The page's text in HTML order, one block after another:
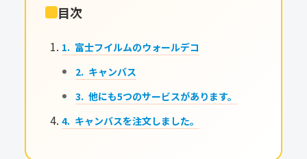
目次
富士フイルムのウォールデコ
キャンバス
他にも5つのサービスがあります。
キャンバスを注文しました。